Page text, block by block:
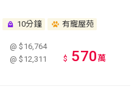
10分鐘 有寵屋苑
@ $16,764
@ $12,311 $ 570萬